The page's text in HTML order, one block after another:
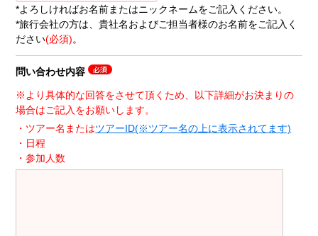
*よろしければお名前またはニックネームをご記入ください。
*旅行会社の方は、貴社名およびご担当者様のお名前をご記入く
ださい(必須)。
問い合わせ内容
※より具体的な回答をさせて頂くため、以下詳細がお決まりの
場合はご記入をお願いします。
・ツアー名またはツアーID(※ツアー名の上に表示されてます)
・日程
・参加人数